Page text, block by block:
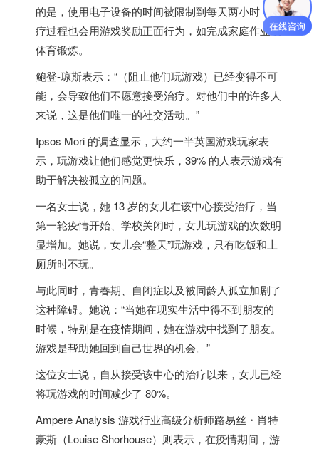
的是，使用电子设备的时间被限制到每天两小时，治
疗过程也会用游戏奖励正面行为，如完成家庭作业或
体育锻炼。
鲍登-琼斯表示：“（阻止他们玩游戏）已经变得不可
能，会导致他们不愿意接受治疗。对他们中的许多人
来说，这是他们唯一的社交活动。”
Ipsos Mori 的调查显示，大约一半英国游戏玩家表
示，玩游戏让他们感觉更快乐，39% 的人表示游戏有
助于解决被孤立的问题。
一名女士说，她 13 岁的女儿在该中心接受治疗，当
第一轮疫情开始、学校关闭时，女儿玩游戏的次数明
显增加。她说，女儿会“整天”玩游戏，只有吃饭和上
厕所时不玩。
与此同时，青春期、自闭症以及被同龄人孤立加剧了
这种障碍。她说：“当她在现实生活中得不到朋友的
时候，特别是在疫情期间，她在游戏中找到了朋友。
游戏是帮助她回到自己世界的机会。”
这位女士说，自从接受该中心的治疗以来，女儿已经
将玩游戏的时间减少了 80%。
Ampere Analysis 游戏行业高级分析师路易丝・肖特
豪斯（Louise Shorhouse）则表示，在疫情期间，游